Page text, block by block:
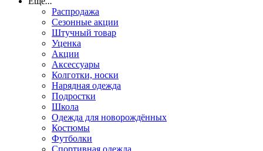
Распродажа
Сезонные акции
Штучный товар
Уценка
Акции
Аксессуары
Колготки, носки
Нарядная одежда
Подростки
Школа
Одежда для новорождённых
Костюмы
Футболки
Спортивная одежда